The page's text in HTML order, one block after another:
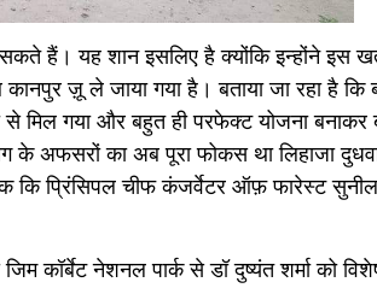
हैं। यह शान इसलिए है क्योंकि इन्होंने इस
ज़ू ले जाया गया है। बताया जा रहा है कि
मिल गया और बहुत ही परफेक्ट योजना बनाकर
के अफसरों का अब पूरा फोकस था लिहाजा
कि प्रिंसिपल चीफ कंजर्वेटर ऑफ़ फारेस्ट
कॉर्बेट नेशनल पार्क से डॉ दुष्यंत शर्मा को